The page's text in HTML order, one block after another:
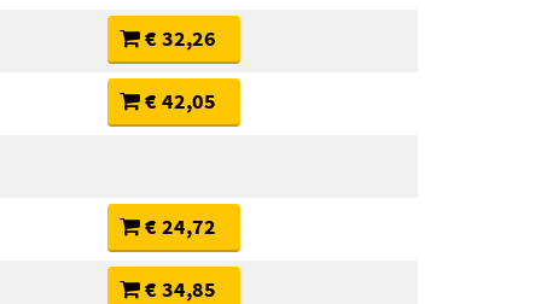
€ 32,26
€ 42,05
€ 24,72
€ 34,85